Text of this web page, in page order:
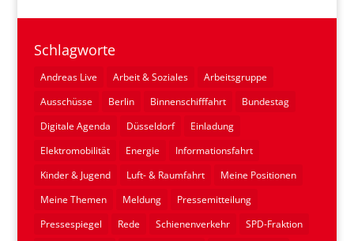
Schlagworte
Andreas Live Arbeit & Soziales
Arbeitsgruppe
Ausschüsse
Berlin Binnenschifffahrt
Bundestag
Digitale Agenda
Düsseldorf
Einladung
Elektromobilität
Energie
Informationsfahrt
Kinder & Jugend
Luft- & Raumfahrt
Meine Positionen
Meine Themen
Meldung
Pressemitteilung
Pressespiegel
Rede Schienenverkehr
SPD-Fraktion